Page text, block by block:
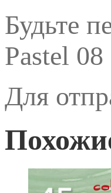
Будьте
Pastel
Для